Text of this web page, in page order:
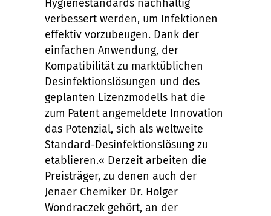
Hygienestandards nachhaltig
verbessert werden, um Infektionen
effektiv vorzubeugen. Dank der
einfachen Anwendung, der
Kompatibilität zu marktüblichen
Desinfektionslösungen und des
geplanten Lizenzmodells hat die
zum Patent angemeldete Innovation
das Potenzial, sich als weltweite
Standard-Desinfektionslösung zu
etablieren.« Derzeit arbeiten die
Preisträger, zu denen auch der
Jenaer Chemiker Dr. Holger
Wondraczek gehört, an der